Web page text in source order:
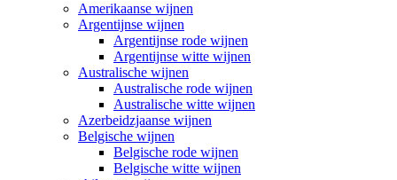
Amerikaanse wijnen
Argentijnse wijnen
Argentijnse rode wijnen
Argentijnse witte wijnen
Australische wijnen
Australische rode wijnen
Australische witte wijnen
Azerbeidzjaanse wijnen
Belgische wijnen
Belgische rode wijnen
Belgische witte wijnen